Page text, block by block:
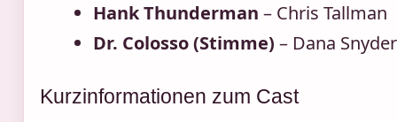
Hank Thunderman – Chris Tallman
Dr. Colosso (Stimme) – Dana Snyder
Kurzinformationen zum Cast